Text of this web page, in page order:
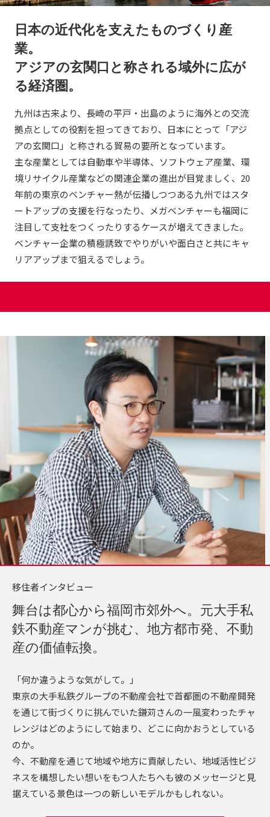
日本の近代化を支えたものづくり産
業。
アジアの玄関口と称される域外に広が
る経済圏。
九州は古来より、長崎の平戸・出島のように海外との交流
拠点としての役割を担ってきており、日本にとって「アジ
アの玄関口」と称される貿易の要所となっています。
主な産業としては自動車や半導体、ソフトウェア産業、環
境リサイクル産業などの関連企業の進出が目覚ましく、20
年前の東京のベンチャー熱が伝播しつつある九州ではスタ
ートアップの支援を行なったり、メガベンチャーも福岡に
注目して支社をつくったりするケースが増えてきました。
ベンチャー企業の積極誘致でやりがいや面白さと共にキャ
リアアップまで狙えるでしょう。
移住者インタビュー
舞台は都心から福岡市郊外へ。元大手私
鉄不動産マンが挑む、地方都市発、不動
産の価値転換。
「何か違うような気がして。」
東京の大手私鉄グループの不動産会社で首都圏の不動産開発
を通じて街づくりに挑んでいた鎌苅さんの一風変わったチャ
レンジはどのようにして始まり、どこに向かおうとしている
のか。
今、不動産を通じて地域や地方に貢献したい、地域活性ビジ
ネスを構想したい想いをもつ人たちへも彼のメッセージと見
据えている景色は一つの新しいモデルかもしれない。